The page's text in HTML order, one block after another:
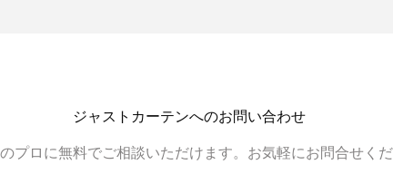
ジャストカーテンへのお問い合わせ
プロに無料でご相談いただけます。お気軽にお問合せくだ